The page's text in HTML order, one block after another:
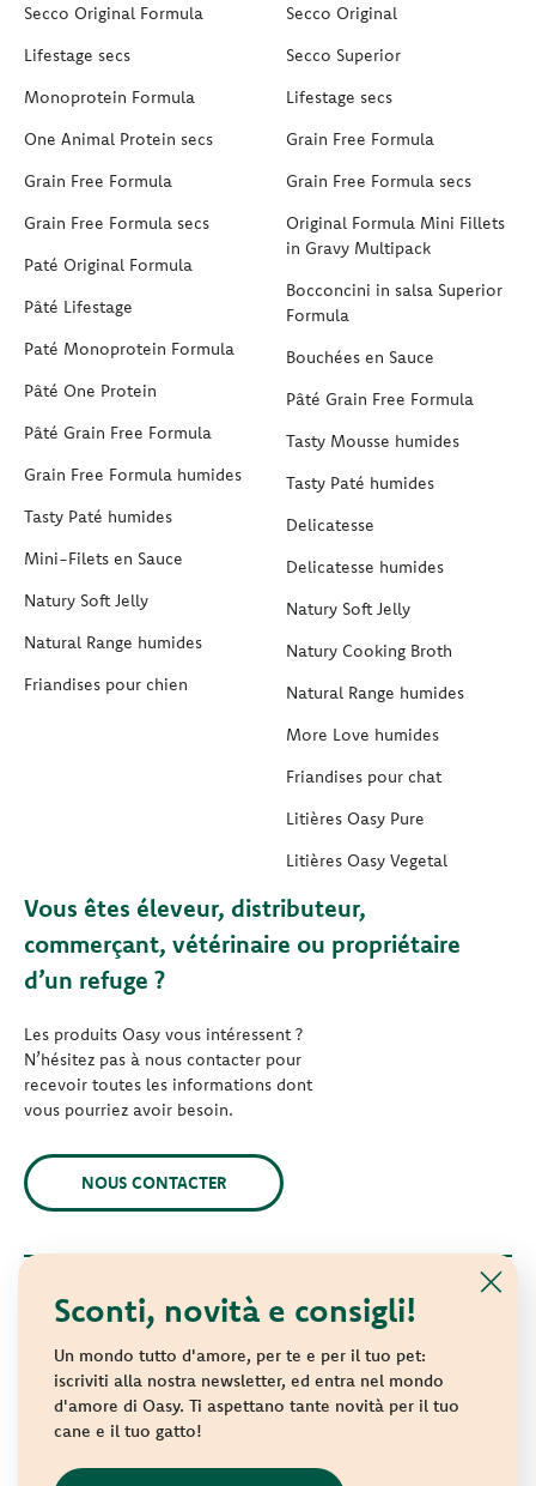
Sconti, novità e consigli!
Un mondo tutto d'amore, per te e per il tuo pet:
iscriviti alla nostra newsletter, ed entra nel mondo
d'amore di Oasy. Ti aspettano tante novità per il tuo
cane e il tuo gatto!
Secco Original Formula
Lifestage secs
Monoprotein Formula
One Animal Protein secs
Grain Free Formula
Grain Free Formula secs
Paté Original Formula
Pâté Lifestage
Paté Monoprotein Formula
Pâté One Protein
Pâté Grain Free Formula
Grain Free Formula humides
Tasty Paté humides
Mini-Filets en Sauce
Natury Soft Jelly
Natural Range humides
Friandises pour chien
Secco Original
Secco Superior
Lifestage secs
Grain Free Formula
Grain Free Formula secs
Original Formula Mini Fillets
in Gravy Multipack
Bocconcini in salsa Superior
Formula
Bouchées en Sauce
Pâté Grain Free Formula
Tasty Mousse humides
Tasty Paté humides
Delicatesse
Delicatesse humides
Natury Soft Jelly
Natury Cooking Broth
Natural Range humides
More Love humides
Friandises pour chat
Litières Oasy Pure
Litières Oasy Vegetal
Vous êtes éleveur, distributeur,
commerçant, vétérinaire ou propriétaire
d’un refuge ?
Les produits Oasy vous intéressent ?
N’hésitez pas à nous contacter pour
recevoir toutes les informations dont
vous pourriez avoir besoin.
NOUS CONTACTER
© 2021 Oasy. Tous droits réservés.
Wonderfood S.p.A. Strada dei Censiti, 2 - 47891 République de
Saint-Marin - Identifiant COE SM 04018
Privacy policy-Cookie policy-Sitemap
websolute